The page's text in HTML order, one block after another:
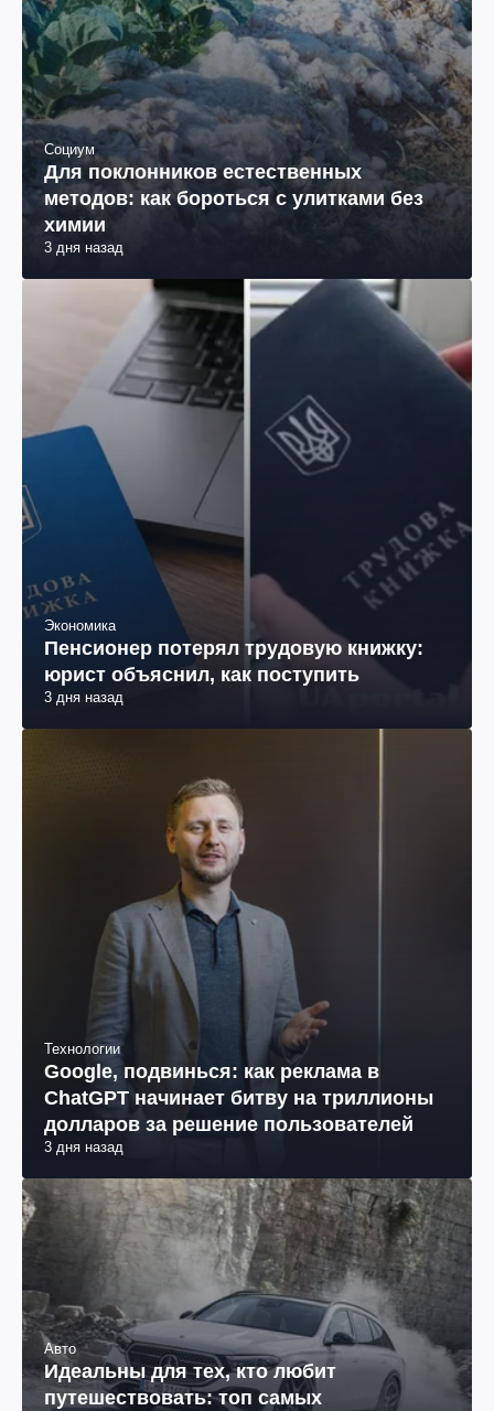
Социум
Для поклонников естественных
методов: как бороться с улитками без
химии
3 дня назад
Экономика
Пенсионер потерял трудовую книжку:
юрист объяснил, как поступить
3 дня назад
Технологии
Google, подвинься: как реклама в
ChatGPT начинает битву на триллионы
долларов за решение пользователей
3 дня назад
Авто
Идеальны для тех, кто любит
путешествовать: топ самых